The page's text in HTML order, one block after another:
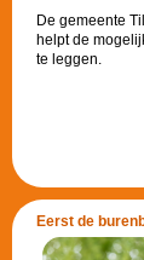
De gemeente
helpt de
te leggen.
Eerst de